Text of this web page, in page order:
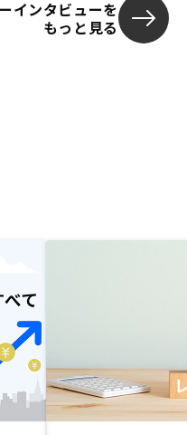
インタビューを
もっと見る